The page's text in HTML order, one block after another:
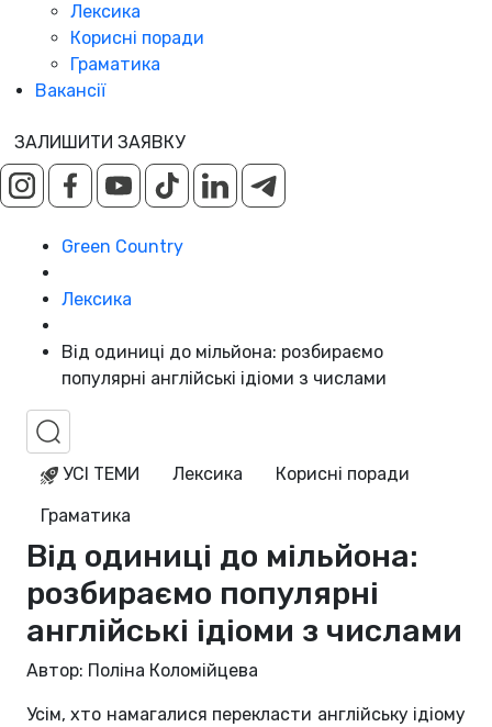
Лексика
Корисні поради
Граматика
Вакансії
ЗАЛИШИТИ ЗАЯВКУ
Green Country
Лексика
Від одиниці до мільйона: розбираємо
популярні англійські ідіоми з числами
УСІ ТЕМИ Лексика
Корисні поради
Граматика
Від одиниці до мільйона:
розбираємо популярні
англійські ідіоми з числами
Автор: Поліна Коломійцева
Усім, хто намагалися перекласти англійську ідіому